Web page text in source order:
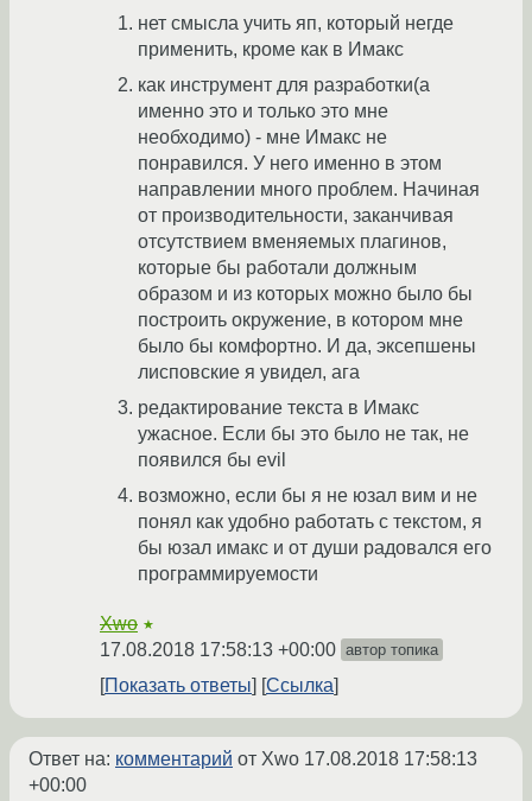
нет смысла учить яп, который негде
применить, кроме как в Имакс
как инструмент для разработки(а
именно это и только это мне
необходимо) - мне Имакс не
понравился. У него именно в этом
направлении много проблем. Начиная
от производительности, заканчивая
отсутствием вменяемых плагинов,
которые бы работали должным
образом и из которых можно было бы
построить окружение, в котором мне
было бы комфортно. И да, эксепшены
лисповские я увидел, ага
редактирование текста в Имакс
ужасное. Если бы это было не так, не
появился бы evil
возможно, если бы я не юзал вим и не
понял как удобно работать с текстом, я
бы юзал имакс и от души радовался его
программируемости
Xwo ★
17.08.2018 17:58:13 +00:00 автор топика
Показать ответы Ссылка
Ответ на: комментарий от Xwo 17.08.2018 17:58:13
+00:00